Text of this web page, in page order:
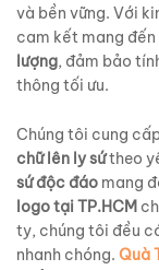
và bền vững. Với
cam kết mang đến
lượng, đảm bảo
thông tối ưu.
Chúng tôi cung
chữ lên ly sứtheo
sứ độc đáo mang
logo tại TP.HCM
ty, chúng tôi đều
nhanh chóng. Quà